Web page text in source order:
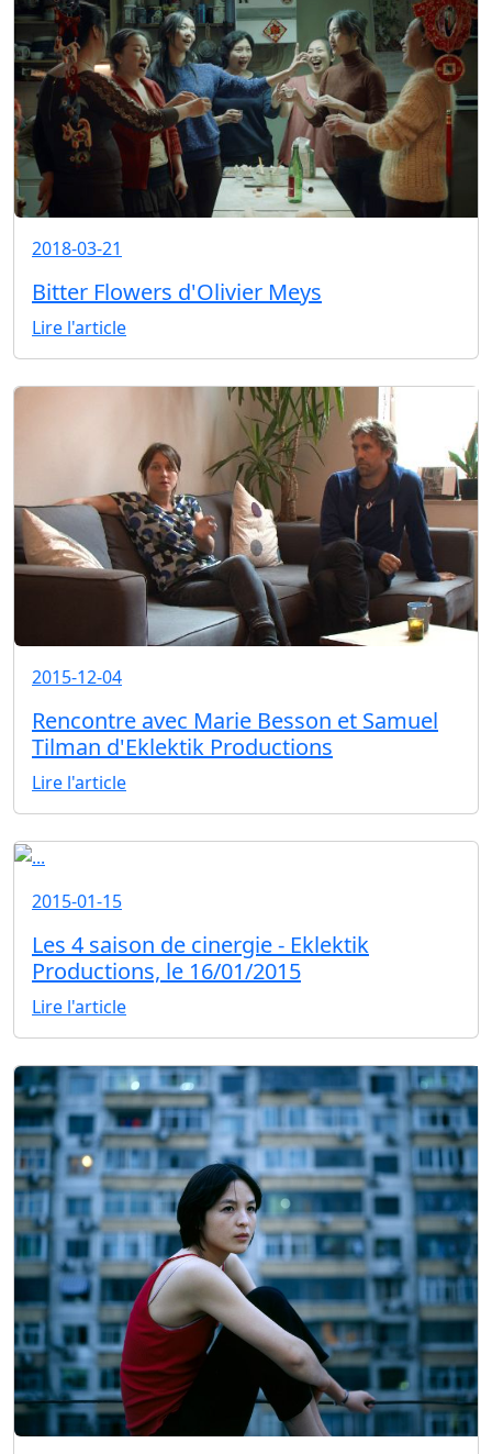
2018-03-21
Bitter Flowers d'Olivier Meys
Lire l'article
2015-12-04
Rencontre avec Marie Besson et Samuel
Tilman d'Eklektik Productions
Lire l'article
2015-01-15
Les 4 saison de cinergie - Eklektik
Productions, le 16/01/2015
Lire l'article